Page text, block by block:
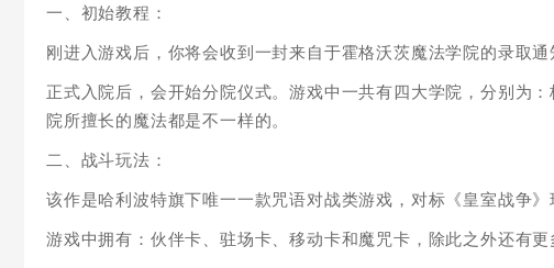
一、初始教程：
刚进入游戏后，你将会收到一封来自于霍格沃茨魔法学院的录取
正式入院后，会开始分院仪式。游戏中一共有四大学院，分别为
院所擅长的魔法都是不一样的。
二、战斗玩法：
该作是哈利波特旗下唯一一款咒语对战类游戏，对标《皇室战争
游戏中拥有：伙伴卡、驻场卡、移动卡和魔咒卡，除此之外还有更